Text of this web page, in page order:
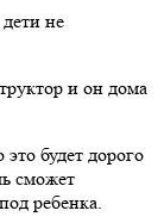
не
и он дома
будет дорого
сможет
ребенка.